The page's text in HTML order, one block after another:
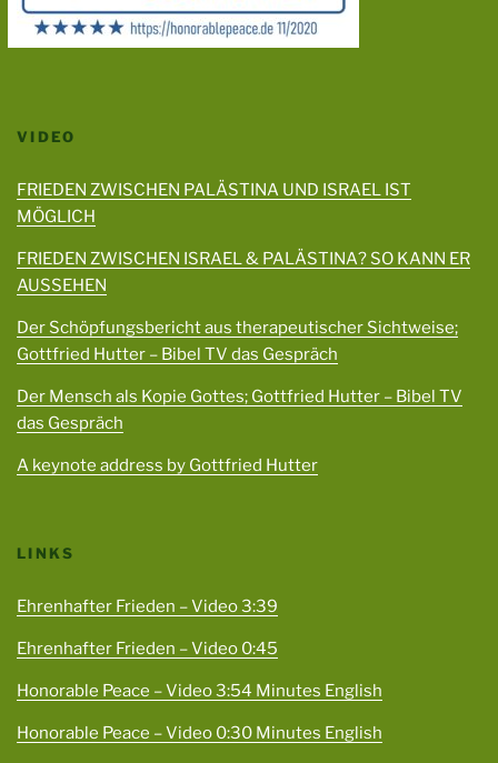
VIDEO
FRIEDEN ZWISCHEN PALÄSTINA UND ISRAEL IST
MÖGLICH
FRIEDEN ZWISCHEN ISRAEL & PALÄSTINA? SO KANN ER
AUSSEHEN
Der Schöpfungsbericht aus therapeutischer Sichtweise;
Gottfried Hutter – Bibel TV das Gespräch
Der Mensch als Kopie Gottes; Gottfried Hutter – Bibel TV
das Gespräch
A keynote address by Gottfried Hutter
LINKS
Ehrenhafter Frieden – Video 3:39
Ehrenhafter Frieden – Video 0:45
Honorable Peace – Video 3:54 Minutes English
Honorable Peace – Video 0:30 Minutes English